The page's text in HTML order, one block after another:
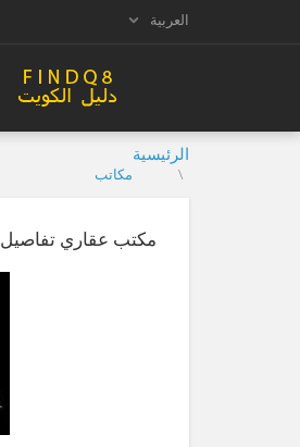
العربية
الرئيسية
مكاتب
مكتب عقاري تفاصيل